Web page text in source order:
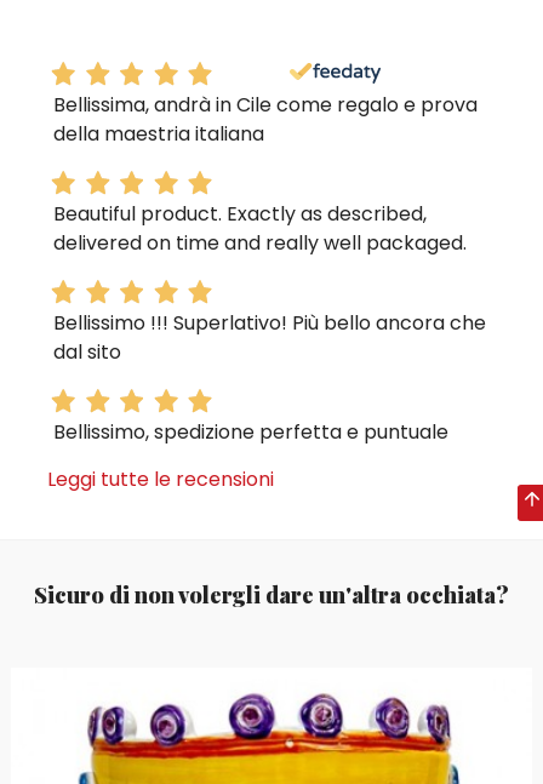
Bellissima, andrà in Cile come regalo e prova
della maestria italiana
Beautiful product. Exactly as described,
delivered on time and really well packaged.
Bellissimo !!! Superlativo! Più bello ancora che
dal sito
Bellissimo, spedizione perfetta e puntuale
Leggi tutte le recensioni
Sicuro di non volergli dare un'altra occhiata?